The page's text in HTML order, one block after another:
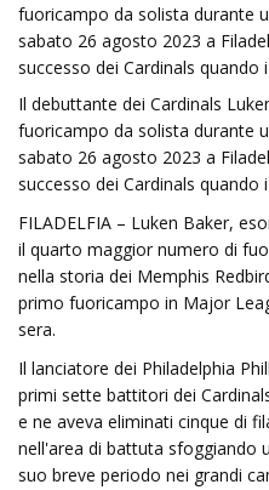
fuoricampo da solista durante
sabato 26 agosto 2023 a
successo dei Cardinals quando
Il debuttante dei Cardinals
fuoricampo da solista durante
sabato 26 agosto 2023 a
successo dei Cardinals quando
FILADELFIA – Luken Baker,
il quarto maggior numero di
nella storia dei Memphis
primo fuoricampo in Major
sera.
Il lanciatore dei Philadelphia
primi sette battitori dei
e ne aveva eliminati cinque di
nell'area di battuta sfoggiando
suo breve periodo nei grandi